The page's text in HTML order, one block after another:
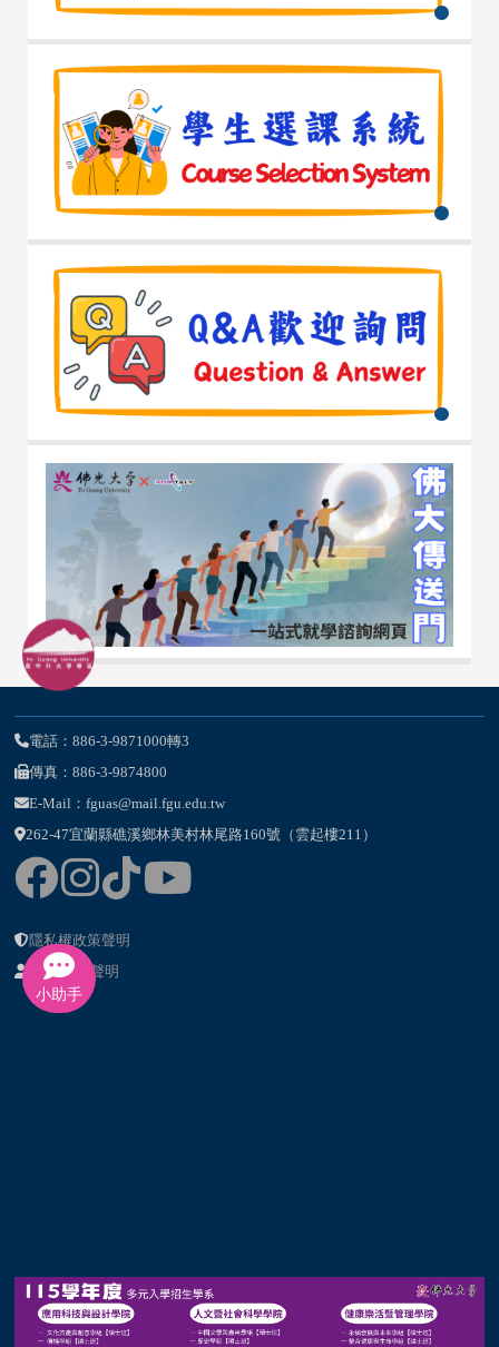
電話：886-3-9871000轉3
傳真：886-3-9874800
E-Mail：fguas@mail.fgu.edu.tw
262-47宜蘭縣礁溪鄉林美村林尾路160號（雲起樓211）
隱私權政策聲明
個資提供聲明
小助手